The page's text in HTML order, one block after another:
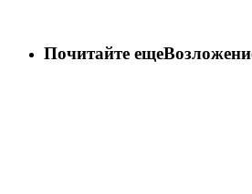
Почитайте еще